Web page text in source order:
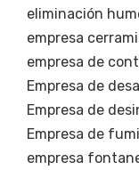
eliminación
empresa
empresa de
Empresa de
Empresa de
Empresa de
empresa